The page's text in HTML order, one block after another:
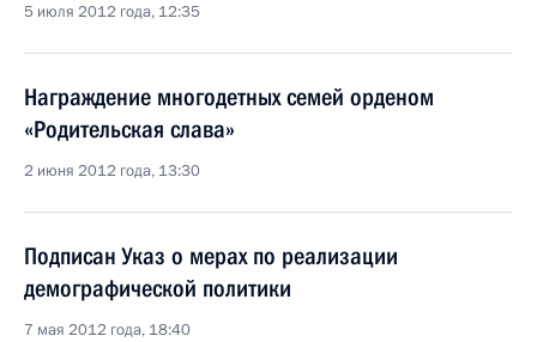
5 июля 2012 года, 12:35
Награждение многодетных семей орденом
«Родительская слава»
2 июня 2012 года, 13:30
Подписан Указ о мерах по реализации
демографической политики
7 мая 2012 года, 18:40